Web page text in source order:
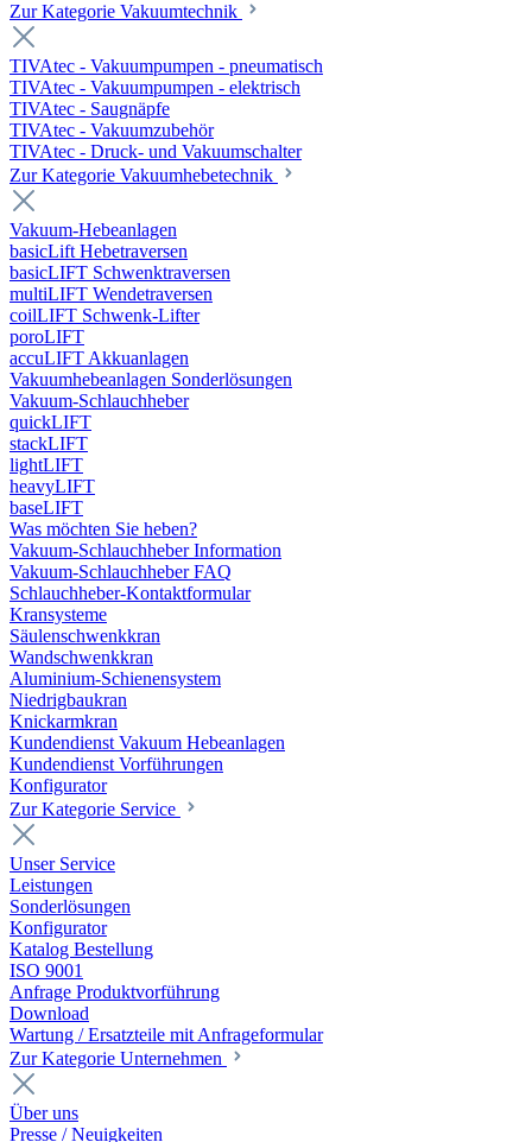
Zur Kategorie Vakuumtechnik
TIVAtec - Vakuumpumpen - pneumatisch
TIVAtec - Vakuumpumpen - elektrisch
TIVAtec - Saugnäpfe
TIVAtec - Vakuumzubehör
TIVAtec - Druck- und Vakuumschalter
Zur Kategorie Vakuumhebetechnik
Vakuum-Hebeanlagen
basicLift Hebetraversen
basicLIFT Schwenktraversen
multiLIFT Wendetraversen
coilLIFT Schwenk-Lifter
poroLIFT
accuLIFT Akkuanlagen
Vakuumhebeanlagen Sonderlösungen
Vakuum-Schlauchheber
quickLIFT
stackLIFT
lightLIFT
heavyLIFT
baseLIFT
Was möchten Sie heben?
Vakuum-Schlauchheber Information
Vakuum-Schlauchheber FAQ
Schlauchheber-Kontaktformular
Kransysteme
Säulenschwenkkran
Wandschwenkkran
Aluminium-Schienensystem
Niedrigbaukran
Knickarmkran
Kundendienst Vakuum Hebeanlagen
Kundendienst Vorführungen
Konfigurator
Zur Kategorie Service
Unser Service
Leistungen
Sonderlösungen
Konfigurator
Katalog Bestellung
ISO 9001
Anfrage Produktvorführung
Download
Wartung / Ersatzteile mit Anfrageformular
Zur Kategorie Unternehmen
Über uns
Presse / Neuigkeiten